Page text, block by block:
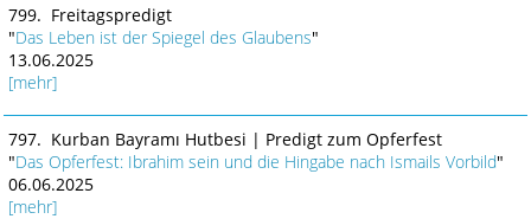
799. Freitagspredigt
"Das Leben ist der Spiegel des Glaubens"
13.06.2025
[mehr]
797. Kurban Bayramı Hutbesi | Predigt zum Opferfest
"Das Opferfest: Ibrahim sein und die Hingabe nach Ismails Vorbild"
06.06.2025
[mehr]